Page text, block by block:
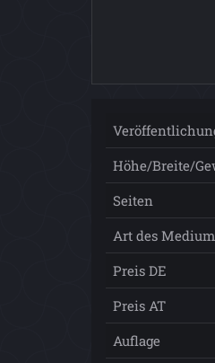
Höhe/Breite/
Seiten
Art des
Preis DE
Preis AT
Auflage